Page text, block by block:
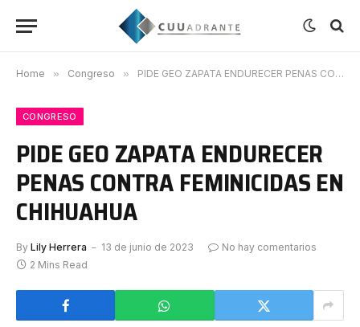
Home » Congreso » PIDE GEO ZAPATA ENDURECER PENAS CONTRA FEMINICIDAS EN CHIHUAHUA
CONGRESO
PIDE GEO ZAPATA ENDURECER
PENAS CONTRA FEMINICIDAS EN
CHIHUAHUA
By Lily Herrera 13 de junio de 2023
No hay comentarios
2 Mins Read